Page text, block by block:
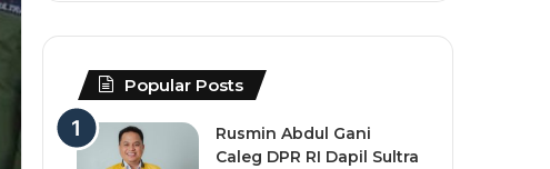
Popular Posts
Rusmin Abdul Gani
Caleg DPR RI Dapil Sultra